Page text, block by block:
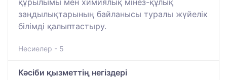
заңдылықтарының байланысы туралы жүйелік
білімді қалыптастыру.
Несиелер - 5
Кәсіби қызметтің негіздері